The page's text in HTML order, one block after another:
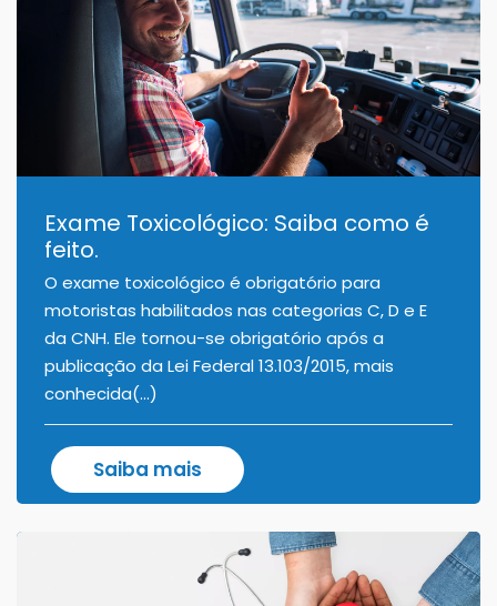
Exame Toxicológico: Saiba como é
feito.
O exame toxicológico é obrigatório para
motoristas habilitados nas categorias C, D e E
da CNH. Ele tornou-se obrigatório após a
publicação da Lei Federal 13.103/2015, mais
conhecida(...)
Saiba mais